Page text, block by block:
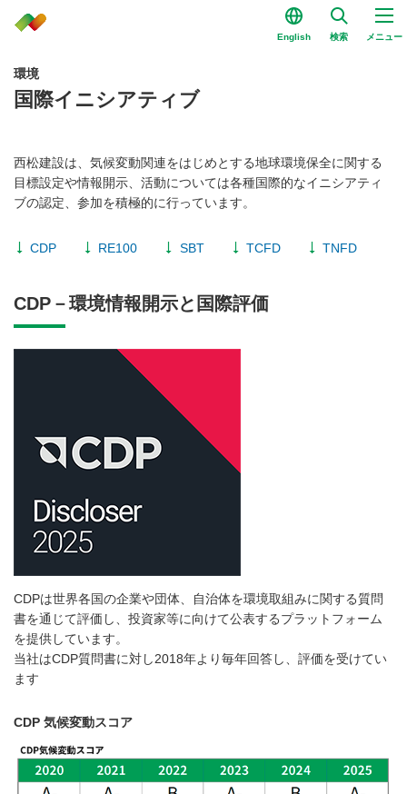
English 検索 メニュー
環境
国際イニシアティブ
西松建設は、気候変動関連をはじめとする地球環境保全に関する
目標設定や情報開示、活動については各種国際的なイニシアティ
ブの認定、参加を積極的に行っています。
CDP RE100 SBT TCFD TNFD
CDP－環境情報開示と国際評価
CDPは世界各国の企業や団体、自治体を環境取組みに関する質問
書を通じて評価し、投資家等に向けて公表するプラットフォーム
を提供しています。
当社はCDP質問書に対し2018年より毎年回答し、評価を受けてい
ます
CDP 気候変動スコア